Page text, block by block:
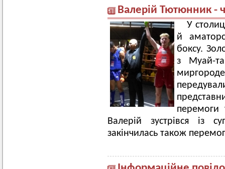
Валерій Тютюнник -
У
й
боксу.
з Муай-
перемоги
Валерій зустрівся із
закінчилась також